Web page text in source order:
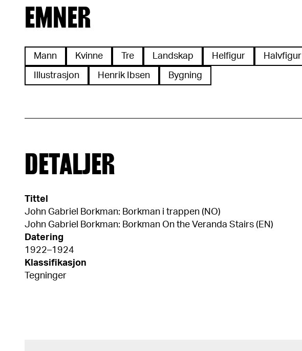
EMNER
Mann Kvinne Tre Landskap Helfigur Halvfigur
Illustrasjon Henrik Ibsen Bygning
DETALJER
Tittel
John Gabriel Borkman: Borkman i trappen (NO)
John Gabriel Borkman: Borkman On the Veranda Stairs (EN)
Datering
1922–1924
Klassifikasjon
Tegninger